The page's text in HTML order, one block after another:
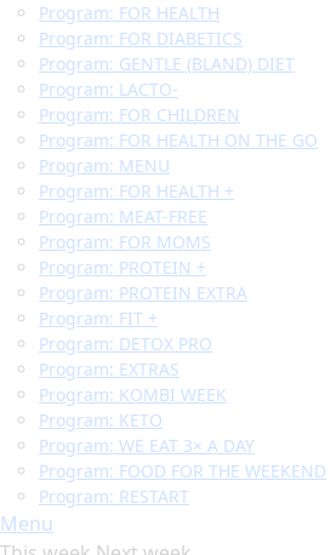
Program: FOR HEALTH
Program: FOR DIABETICS
Program: GENTLE (BLAND) DIET
Program: LACTO-
Program: FOR CHILDREN
Program: FOR HEALTH ON THE GO
Program: MENU
Program: FOR HEALTH +
Program: MEAT-FREE
Program: FOR MOMS
Program: PROTEIN +
Program: PROTEIN EXTRA
Program: FIT +
Program: DETOX PRO
Program: EXTRAS
Program: KOMBI WEEK
Program: KETO
Program: WE EAT 3× A DAY
Program: FOOD FOR THE WEEKEND
Program: RESTART
Menu